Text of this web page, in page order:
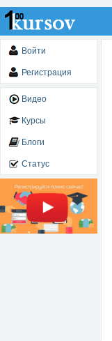
Войти
Регистрация
Видео
Курсы
Блоги
Статус